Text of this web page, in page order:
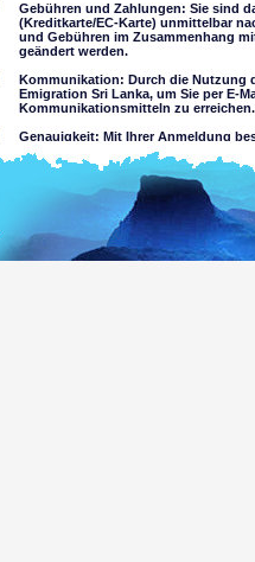
Gebühren und Zahlungen: Sie sind
(Kreditkarte/EC-Karte) unmittelbar
und Gebühren im Zusammenhang
geändert werden.
Kommunikation: Durch die Nutzung
Emigration Sri Lanka, um Sie per E-
Kommunikationsmitteln zu erreichen.
Genauigkeit: Mit Ihrer Anmeldung
wahrheitsgemäß und richtig sind.
Einschränkungen der Nutzung: Sie
nutzen
Haftungsausschluss: